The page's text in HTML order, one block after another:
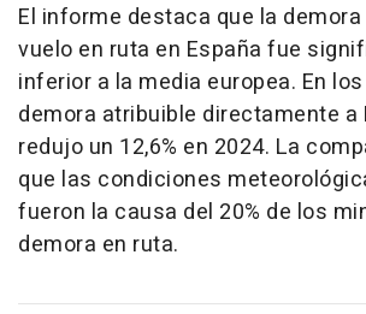
El informe destaca que la
vuelo en ruta en España fue
inferior a la media europea. En
demora atribuible directamente a
redujo un 12,6% en 2024. La
que las condiciones
fueron la causa del 20% de los
demora en ruta.